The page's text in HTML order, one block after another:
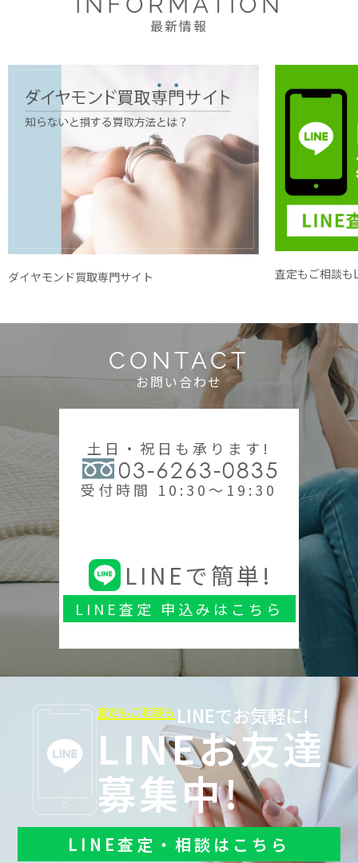
最新情報
ダイヤモンド買取専門サイト 査定もご相談も
CONTACT
お問い合わせ
土日・祝日も承ります!
03-6263-0835
受付時間 10:30～19:30
LINEで簡単!
LINE査定 申込みはこちら
査定もご相談も LINEでお気軽に!
LINEお友達
募集中!
LINE査定・相談はこちら